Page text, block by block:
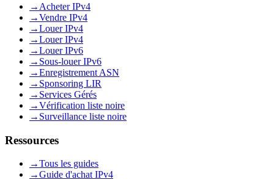
→ Acheter IPv4
→Vendre IPv4
→Louer IPv4
→Louer IPv4
→Louer IPv6
→ Sous-louer IPv6
→Enregistrement ASN
→ Sponsoring LIR
→ Services Gérés
→Vérification liste noire
→ Surveillance liste noire
Ressources
→Tous les guides
→Guide d'achat IPv4